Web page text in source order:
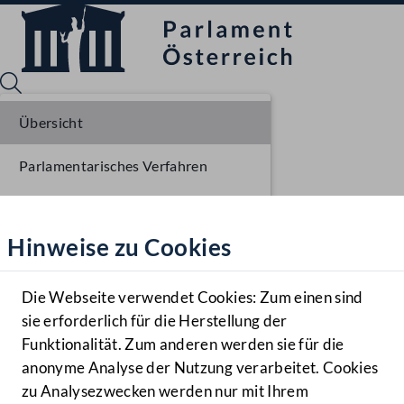
Hilfe
Benutzer
Navigationsmenü öffnen
MENÜ
Hinweise zu Cookies
Die Webseite verwendet Cookies: Zum einen sind
sie erforderlich für die Herstellung der
Funktionalität. Zum anderen werden sie für die
anonyme Analyse der Nutzung verarbeitet. Cookies
zu Analysezwecken werden nur mit Ihrem
Übersicht
Parlamentarisches Verfahren
Ausschussberatungen NR
Plenarberatungen NR